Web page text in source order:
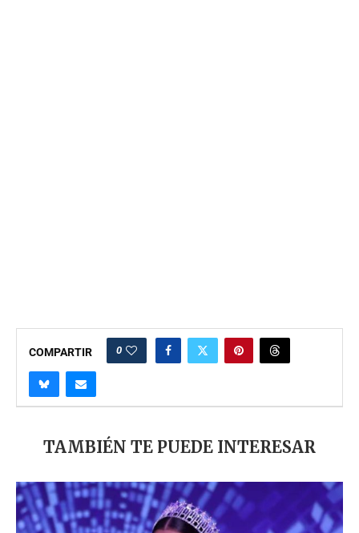
COMPARTIR 0
TAMBIÉN TE PUEDE INTERESAR